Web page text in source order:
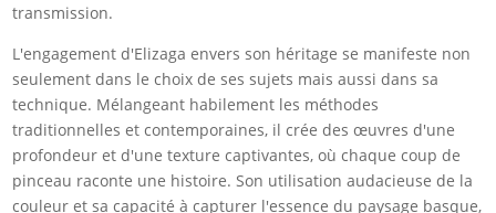
transmission.
L'engagement d'Elizaga envers son héritage se manifeste non
seulement dans le choix de ses sujets mais aussi dans sa
technique. Mélangeant habilement les méthodes
traditionnelles et contemporaines, il crée des œuvres d'une
profondeur et d'une texture captivantes, où chaque coup de
pinceau raconte une histoire. Son utilisation audacieuse de la
couleur et sa capacité à capturer l'essence du paysage basque,